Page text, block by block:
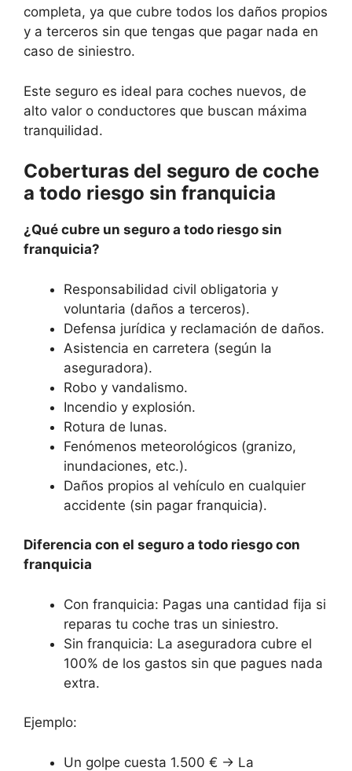
completa, ya que cubre todos los daños propios
y a terceros sin que tengas que pagar nada en
caso de siniestro.
Este seguro es ideal para coches nuevos, de
alto valor o conductores que buscan máxima
tranquilidad.
Coberturas del seguro de coche
a todo riesgo sin franquicia
¿Qué cubre un seguro a todo riesgo sin
franquicia?
Responsabilidad civil obligatoria y
voluntaria (daños a terceros).
Defensa jurídica y reclamación de daños.
Asistencia en carretera (según la
aseguradora).
Robo y vandalismo.
Incendio y explosión.
Rotura de lunas.
Fenómenos meteorológicos (granizo,
inundaciones, etc.).
Daños propios al vehículo en cualquier
accidente (sin pagar franquicia).
Diferencia con el seguro a todo riesgo con
franquicia
Con franquicia: Pagas una cantidad fija si
reparas tu coche tras un siniestro.
Sin franquicia: La aseguradora cubre el
100% de los gastos sin que pagues nada
extra.
Ejemplo:
Un golpe cuesta 1.500 € → La